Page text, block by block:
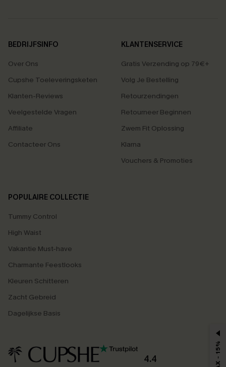
BEDRIJFSINFO
Over Ons
Cupshe Toeleveringsketen
Klanten-Reviews
Veelgestelde Vragen
Affiliate
Contacteer Ons
KLANTENSERVICE
Gratis Verzending op 79€+
Volg Je Bestelling
Retourzendingen
Retourneer Beginnen
Zwem Fit Oplossing
Klarna
Vouchers & Promoties
POPULAIRE COLLECTIE
Tummy Control
High Waist
Vakantie Must-have
Charmante Feestlooks
Kleuren Schitteren
Zacht Gebreid
Dagelijkse Basis
4.4 MAX - 15%